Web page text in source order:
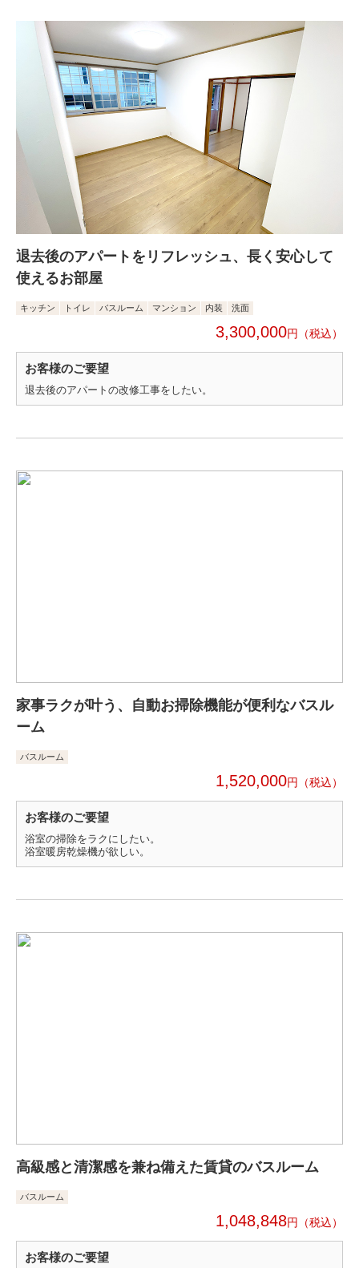
退去後のアパートをリフレッシュ、長く安心して
使えるお部屋
キッチン トイレ バスルーム マンション 内装 洗面
3,300,000円
お客様のご要望
退去後のアパートの改修工事をしたい。
家事ラクが叶う、自動お掃除機能が便利なバスル
ーム
バスルーム
1,520,000円
お客様のご要望
浴室の掃除をラクにしたい。
浴室暖房乾燥機が欲しい。
高級感と清潔感を兼ね備えた賃貸のバスルーム
バスルーム
1,048,848円
お客様のご要望